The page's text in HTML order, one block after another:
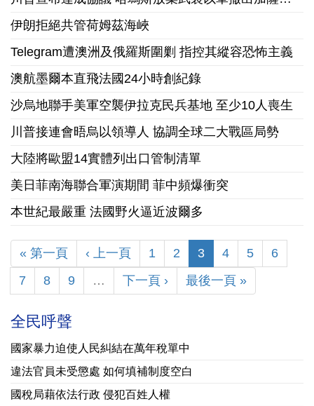
伊朗拒絕共管荷姆茲海峽
Telegram遭澳洲及俄羅斯圍剿 指控其縱容恐怖主義
澳航墨爾本直飛法國24小時創紀錄
沙烏地聯手美軍空襲伊拉克民兵基地 至少10人喪生
川普接連會晤烏以領導人 協調全球二大戰區局勢
大陸將歐盟14實體列出口管制清單
美日菲南海聯合軍演期間 菲中頻爆衝突
本世紀最嚴重 法國野火逼近波爾多
« 第一頁 ‹ 上一頁 1 2 3 4 5
6
7
8 9 … 下一頁 › 最後一頁 »
全民呼聲
國家暴力迫使人民糾結在萬年稅單中
違法官員未受懲處 如何填補制度空白
國稅局藉依法行政 侵犯百姓人權